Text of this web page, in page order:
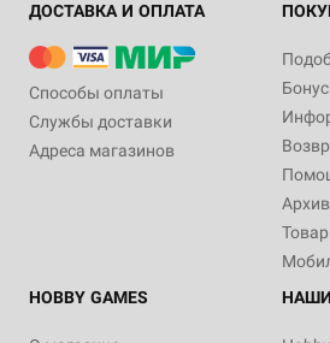
ДОСТАВКА И ОПЛАТА
Способы оплаты
Службы доставки
Адреса магазинов
HOBBY GAMES